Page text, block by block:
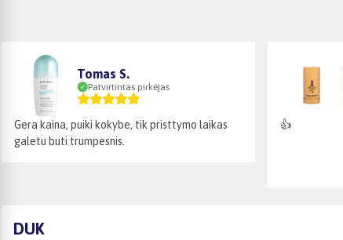
Tomas S.
Patvirtintas pirkėjas
Gera kaina, puiki kokybe, tik pristtymo laikas
galetu buti trumpesnis.
👍
DUK